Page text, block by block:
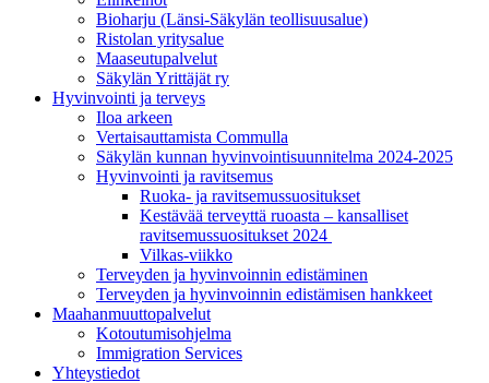
Bioharju (Länsi-Säkylän teollisuusalue)
Ristolan yritysalue
Maaseutupalvelut
Säkylän Yrittäjät ry
Hyvinvointi ja terveys
Iloa arkeen
Vertaisauttamista Commulla
Säkylän kunnan hyvinvointisuunnitelma 2024-2025
Hyvinvointi ja ravitsemus
Ruoka- ja ravitsemussuositukset
Kestävää terveyttä ruoasta – kansalliset
ravitsemussuositukset 2024
Vilkas-viikko
Terveyden ja hyvinvoinnin edistäminen
Terveyden ja hyvinvoinnin edistämisen hankkeet
Maahanmuuttopalvelut
Kotoutumisohjelma
Immigration Services
Yhteystiedot